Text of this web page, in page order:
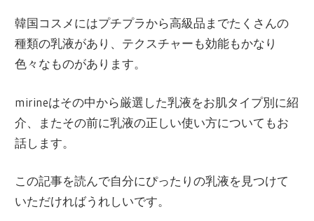
韓国コスメにはプチプラから高級品までたくさんの
種類の乳液があり、テクスチャーも効能もかなり
色々なものがあります。
mirineはその中から厳選した乳液をお肌タイプ別に紹
介、またその前に乳液の正しい使い方についてもお
話します。
この記事を読んで自分にぴったりの乳液を見つけて
いただければうれしいです。